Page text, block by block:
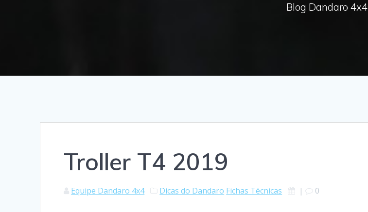
Blog Dandaro 4x4
Troller T4 2019
Equipe Dandaro 4x4 Dicas do Dandaro Fichas Técnicas | 0